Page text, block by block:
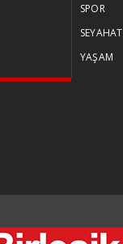
SPOR
SEYAHAT
YAŞAM